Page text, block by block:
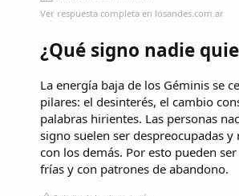
Ver respuesta completa en losandes.com.ar
¿Qué signo nadie
La energía baja de los Géminis se
pilares: el desinterés, el cambio
palabras hirientes. Las personas
signo suelen ser despreocupadas y
con los demás. Por esto pueden
frías y con patrones de abandono.